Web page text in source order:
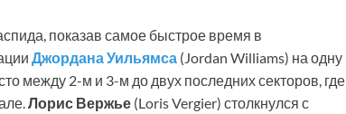
показав самое быстрое время в
Джордана Уильямса (Jordan Williams) на одну
между 2-м и 3-м до двух последних секторов, где
Лорис Вержье (Loris Vergier) столкнулся с